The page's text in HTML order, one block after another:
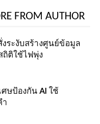
FROM AUTHOR
งระงับสร้างศูนย์ข้อมูล
ถิติใช้ไฟพุ่ง
ษป้องกัน AI ใช้